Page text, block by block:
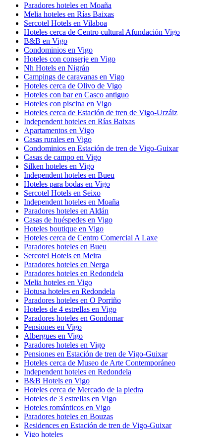
Paradores hoteles en Moaña
Melia hoteles en Rías Baixas
Sercotel Hotels en Vilaboa
Hoteles cerca de Centro cultural Afundación Vigo
B&B en Vigo
Condominios en Vigo
Hoteles con conserje en Vigo
Nh Hotels en Nigrán
Campings de caravanas en Vigo
Hoteles cerca de Olivo de Vigo
Hoteles con bar en Casco antiguo
Hoteles con piscina en Vigo
Hoteles cerca de Estación de tren de Vigo-Urzáiz
Independent hoteles en Rías Baixas
Apartamentos en Vigo
Casas rurales en Vigo
Condominios en Estación de tren de Vigo-Guixar
Casas de campo en Vigo
Silken hoteles en Vigo
Independent hoteles en Bueu
Hoteles para bodas en Vigo
Sercotel Hotels en Seixo
Independent hoteles en Moaña
Paradores hoteles en Aldán
Casas de huéspedes en Vigo
Hoteles boutique en Vigo
Hoteles cerca de Centro Comercial A Laxe
Paradores hoteles en Bueu
Sercotel Hotels en Meira
Paradores hoteles en Nerga
Paradores hoteles en Redondela
Melia hoteles en Vigo
Hotusa hoteles en Redondela
Paradores hoteles en O Porriño
Hoteles de 4 estrellas en Vigo
Paradores hoteles en Gondomar
Pensiones en Vigo
Albergues en Vigo
Paradores hoteles en Vigo
Pensiones en Estación de tren de Vigo-Guixar
Hoteles cerca de Museo de Arte Contemporáneo
Independent hoteles en Redondela
B&B Hotels en Vigo
Hoteles cerca de Mercado de la piedra
Hoteles de 3 estrellas en Vigo
Hoteles románticos en Vigo
Paradores hoteles en Bouzas
Residences en Estación de tren de Vigo-Guixar
Vigo hoteles